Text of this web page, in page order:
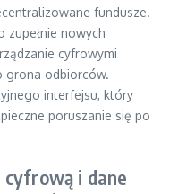
fundusze.
nowych
cyfrowymi
grona odbiorców.
interfejsu, który
poruszanie się po
cyfrową i dane